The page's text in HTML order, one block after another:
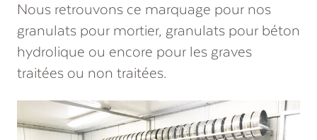
Nous retrouvons ce marquage pour nos
granulats pour mortier, granulats pour béton
hydrolique ou encore pour les graves
traitées ou non traitées.